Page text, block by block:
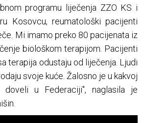
programu liječenja ZZO KS i
Kosovcu, reumatološki pacijenti
Mi imamo preko 80 pacijenata iz
biološkom terapijom. Pacijenti
terapija odustaju od liječenja. Ljudi
svoje kuće. Žalosno je u kakvoj
u Federaciji", naglasila je